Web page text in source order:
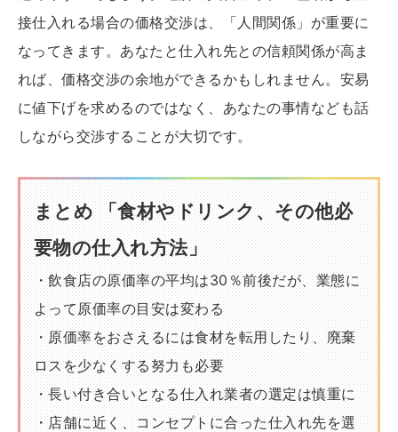
接仕入れる場合の価格交渉は、「人間関係」が重要に
なってきます。あなたと仕入れ先との信頼関係が高ま
れば、価格交渉の余地ができるかもしれません。安易
に値下げを求めるのではなく、あなたの事情なども話
しながら交渉することが大切です。
まとめ 「食材やドリンク、その他必
要物の仕入れ方法」
・飲食店の原価率の平均は30％前後だが、業態に
よって原価率の目安は変わる
・原価率をおさえるには食材を転用したり、廃棄
ロスを少なくする努力も必要
・長い付き合いとなる仕入れ業者の選定は慎重に
・店舗に近く、コンセプトに合った仕入れ先を選